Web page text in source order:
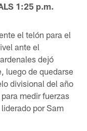
1:25 p.m.
el telón para el
ante el
dejó
luego de quedarse
divisional del año
medir fuerzas
por Sam